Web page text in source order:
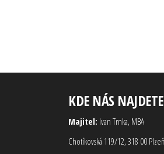
KDE NÁS
Majitel: Ivan Trnka, MBA
Chotíkovská 119/12, 318 00 Plzeň